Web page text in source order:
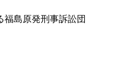
福島原発刑事訴訟団